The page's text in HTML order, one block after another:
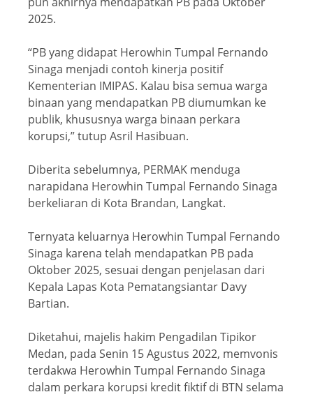
2025.
“PB yang didapat Herowhin Tumpal Fernando
Sinaga menjadi contoh kinerja positif
Kementerian IMIPAS. Kalau bisa semua warga
binaan yang mendapatkan PB diumumkan ke
publik, khususnya warga binaan perkara
korupsi,” tutup Asril Hasibuan.
Diberita sebelumnya, PERMAK menduga
narapidana Herowhin Tumpal Fernando Sinaga
berkeliaran di Kota Brandan, Langkat.
Ternyata keluarnya Herowhin Tumpal Fernando
Sinaga karena telah mendapatkan PB pada
Oktober 2025, sesuai dengan penjelasan dari
Kepala Lapas Kota Pematangsiantar Davy
Bartian.
Diketahui, majelis hakim Pengadilan Tipikor
Medan, pada Senin 15 Agustus 2022, memvonis
terdakwa Herowhin Tumpal Fernando Sinaga
dalam perkara korupsi kredit fiktif di BTN selama